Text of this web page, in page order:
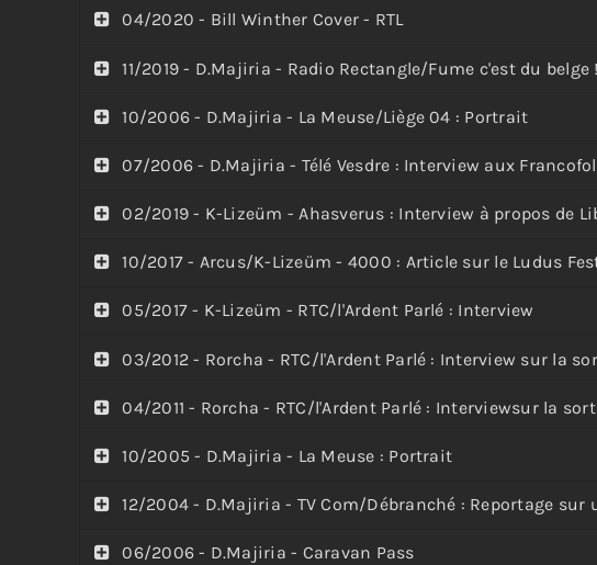
04/2020 - Bill Winther Cover - RTL
11/2019 - D.Majiria - Radio Rectangle/Fume c'est du
10/2006 - D.Majiria - La Meuse/Liège 04 : Portrait
07/2006 - D.Majiria - Télé Vesdre : Interview aux
02/2019 - K-Lizeüm - Ahasverus : Interview à propos de
10/2017 - Arcus/K-Lizeüm - 4000 : Article sur le Ludus
05/2017 - K-Lizeüm - RTC/l'Ardent Parlé : Interview
03/2012 - Rorcha - RTC/l'Ardent Parlé : Interview sur la
04/2011 - Rorcha - RTC/l'Ardent Parlé : Interviewsur la
10/2005 - D.Majiria - La Meuse : Portrait
12/2004 - D.Majiria - TV Com/Débranché : Reportage sur
06/2006 - D.Majiria - Caravan Pass